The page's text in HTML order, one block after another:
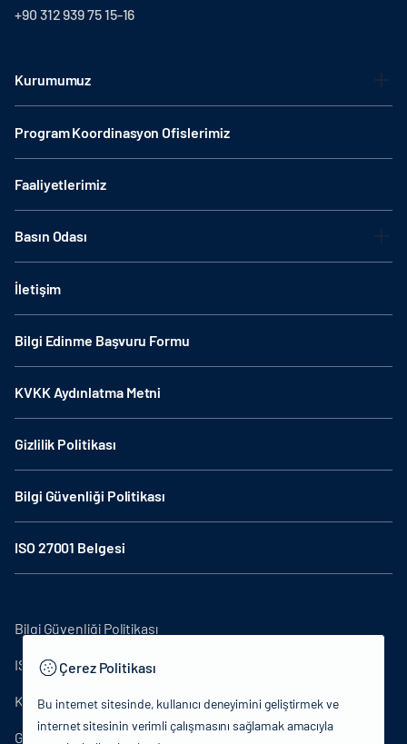
+90 312 939 75 15-16
Kurumumuz
Program Koordinasyon Ofislerimiz
Faaliyetlerimiz
Basın Odası
İletişim
Bilgi Edinme Başvuru Formu
KVKK Aydınlatma Metni
Gizlilik Politikası
Bilgi Güvenliği Politikası
ISO 27001 Belgesi
Bilgi Güvenliği Politikası
ISO27001
KVKK Aydınlatma Metni
Gizlilik Politikası
Çerez Politikası
Bu internet sitesinde, kullanıcı deneyimini geliştirmek ve
internet sitesinin verimli çalışmasını sağlamak amacıyla